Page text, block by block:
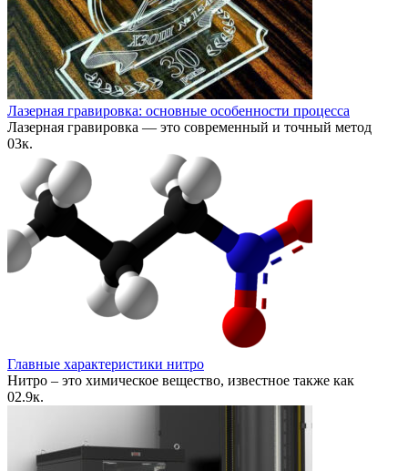
Лазерная гравировка: основные особенности процесса
Лазерная гравировка — это современный и точный метод
03к.
Главные характеристики нитро
Нитро – это химическое вещество, известное также как
02.9к.